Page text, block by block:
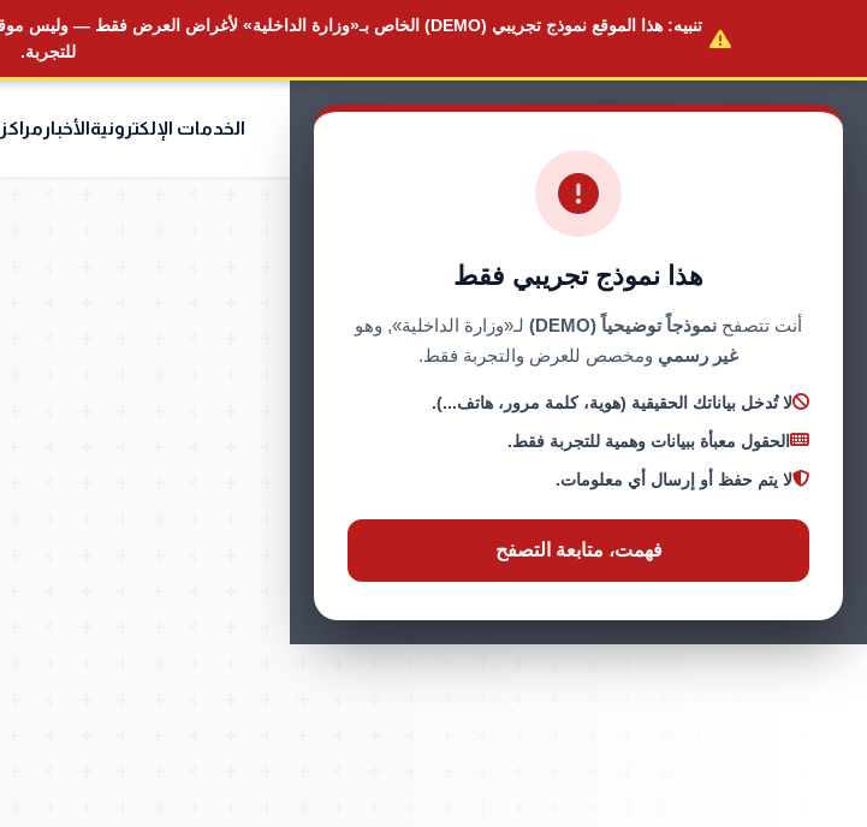
تنبيه: هذا الموقعنموذج تجريبي (DEMO) الخاص بـ«وزارة الداخلية» لأغراض العرض فقط — وليس
للتجربة.
وزارة الداخلية
REPUBLIC OF SUDAN
الخدمات الإلكترونيةالأخبار
هذا نموذج تجريبي فقط
أنت تتصفح نموذجاً توضيحياً (DEMO)
لـ«وزارة الداخلية», وهو
غير رسمي ومخصص للعرض والتجربة فقط.
لا تُدخل بياناتك الحقيقية (هوية، كلمة مرور، هاتف...).
الحقول معبأة ببيانات وهمية للتجربة فقط.
لا يتم حفظ أو إرسال أي معلومات.
فهمت، متابعة التصفح